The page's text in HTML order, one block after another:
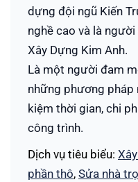
dựng đội ngũ Kiến
nghề cao và là
Xây Dựng Kim Anh.
Là một người đam
những phương pháp
kiệm thời gian, chi
công trình.
Dịch vụ tiêu biểu:
phần thô, Sửa nhà